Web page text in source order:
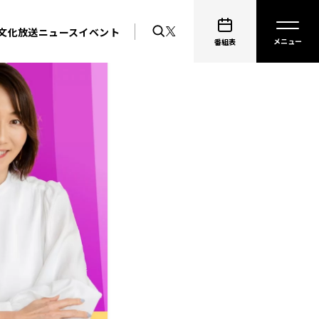
化放送ニュースイベント
番組表